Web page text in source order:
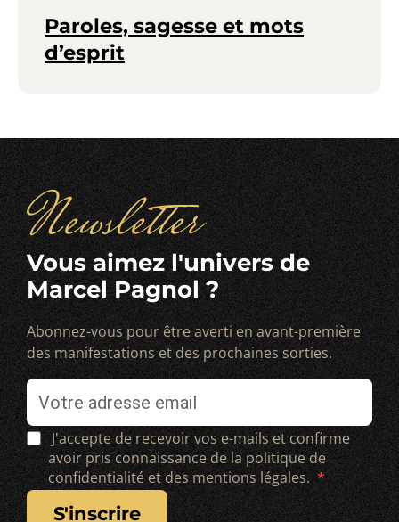
Paroles, sagesse et mots
d’esprit
Newsletter
Vous aimez l'univers de
Marcel Pagnol ?
Abonnez-vous pour être averti en avant-première
des manifestations et des prochaines sorties.
J'accepte de recevoir vos e-mails et confirme
avoir pris connaissance de la politique de
confidentialité et des mentions légales.
s'inscrire